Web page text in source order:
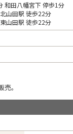
和田八幡宮下 停歩1分
山田駅 徒歩22分
山田駅 徒歩22分
。